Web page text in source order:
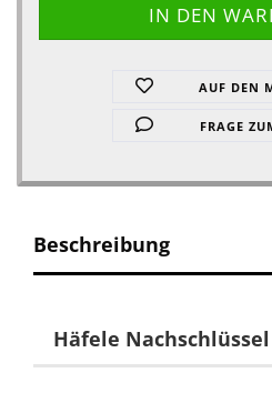
AUF DEN
FRAGE
Beschreibung
Häfele